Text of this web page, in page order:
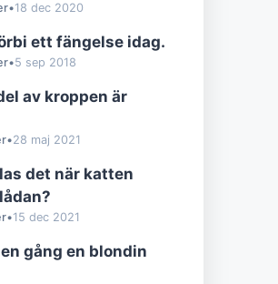
•18 dec 2020
ett fängelse idag.
•5 sep 2018
av kroppen är
•28 maj 2021
det när katten
•15 dec 2021
gång en blondin